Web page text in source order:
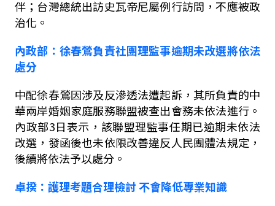
伴；台灣總統出訪史瓦帝尼屬例行訪問，不應被政
治化。
內政部：徐春鶯負責社團理監事逾期未改選將依法
處分
中配徐春鶯因涉及反滲透法遭起訴，其所負責的中
華兩岸婚姻家庭服務聯盟被查出會務未依法進行。
內政部3日表示，該聯盟理監事任期已逾期未依法
改選，發函後也未依限改善違反人民團體法規定，
後續將依法予以處分。
卓揆：護理考題合理檢討 不會降低專業知識